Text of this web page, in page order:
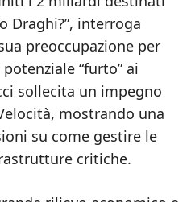
Draghi?”, interroga
preoccupazione per
“furto” ai
sollecita un impegno
mostrando una
su come gestire le
critiche.